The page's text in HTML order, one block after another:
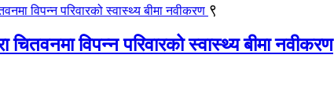
९
चितवनमा विपन्न परिवारको स्वास्थ्य बीमा नवीकरण